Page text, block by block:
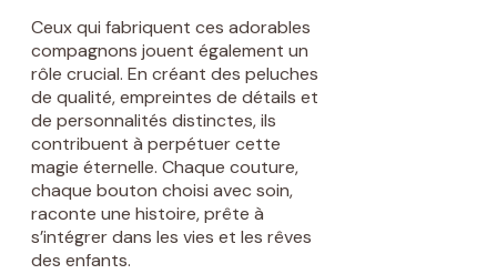
Ceux qui fabriquent ces adorables
compagnons jouent également un
rôle crucial. En créant des peluches
de qualité, empreintes de détails et
de personnalités distinctes, ils
contribuent à perpétuer cette
magie éternelle. Chaque couture,
chaque bouton choisi avec soin,
raconte une histoire, prête à
s’intégrer dans les vies et les rêves
des enfants.